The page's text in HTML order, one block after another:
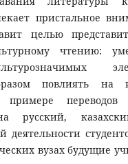
пристальное
целью
чтению:
повлиять на
примере переводов
русский,
деятельности
вузах будущие